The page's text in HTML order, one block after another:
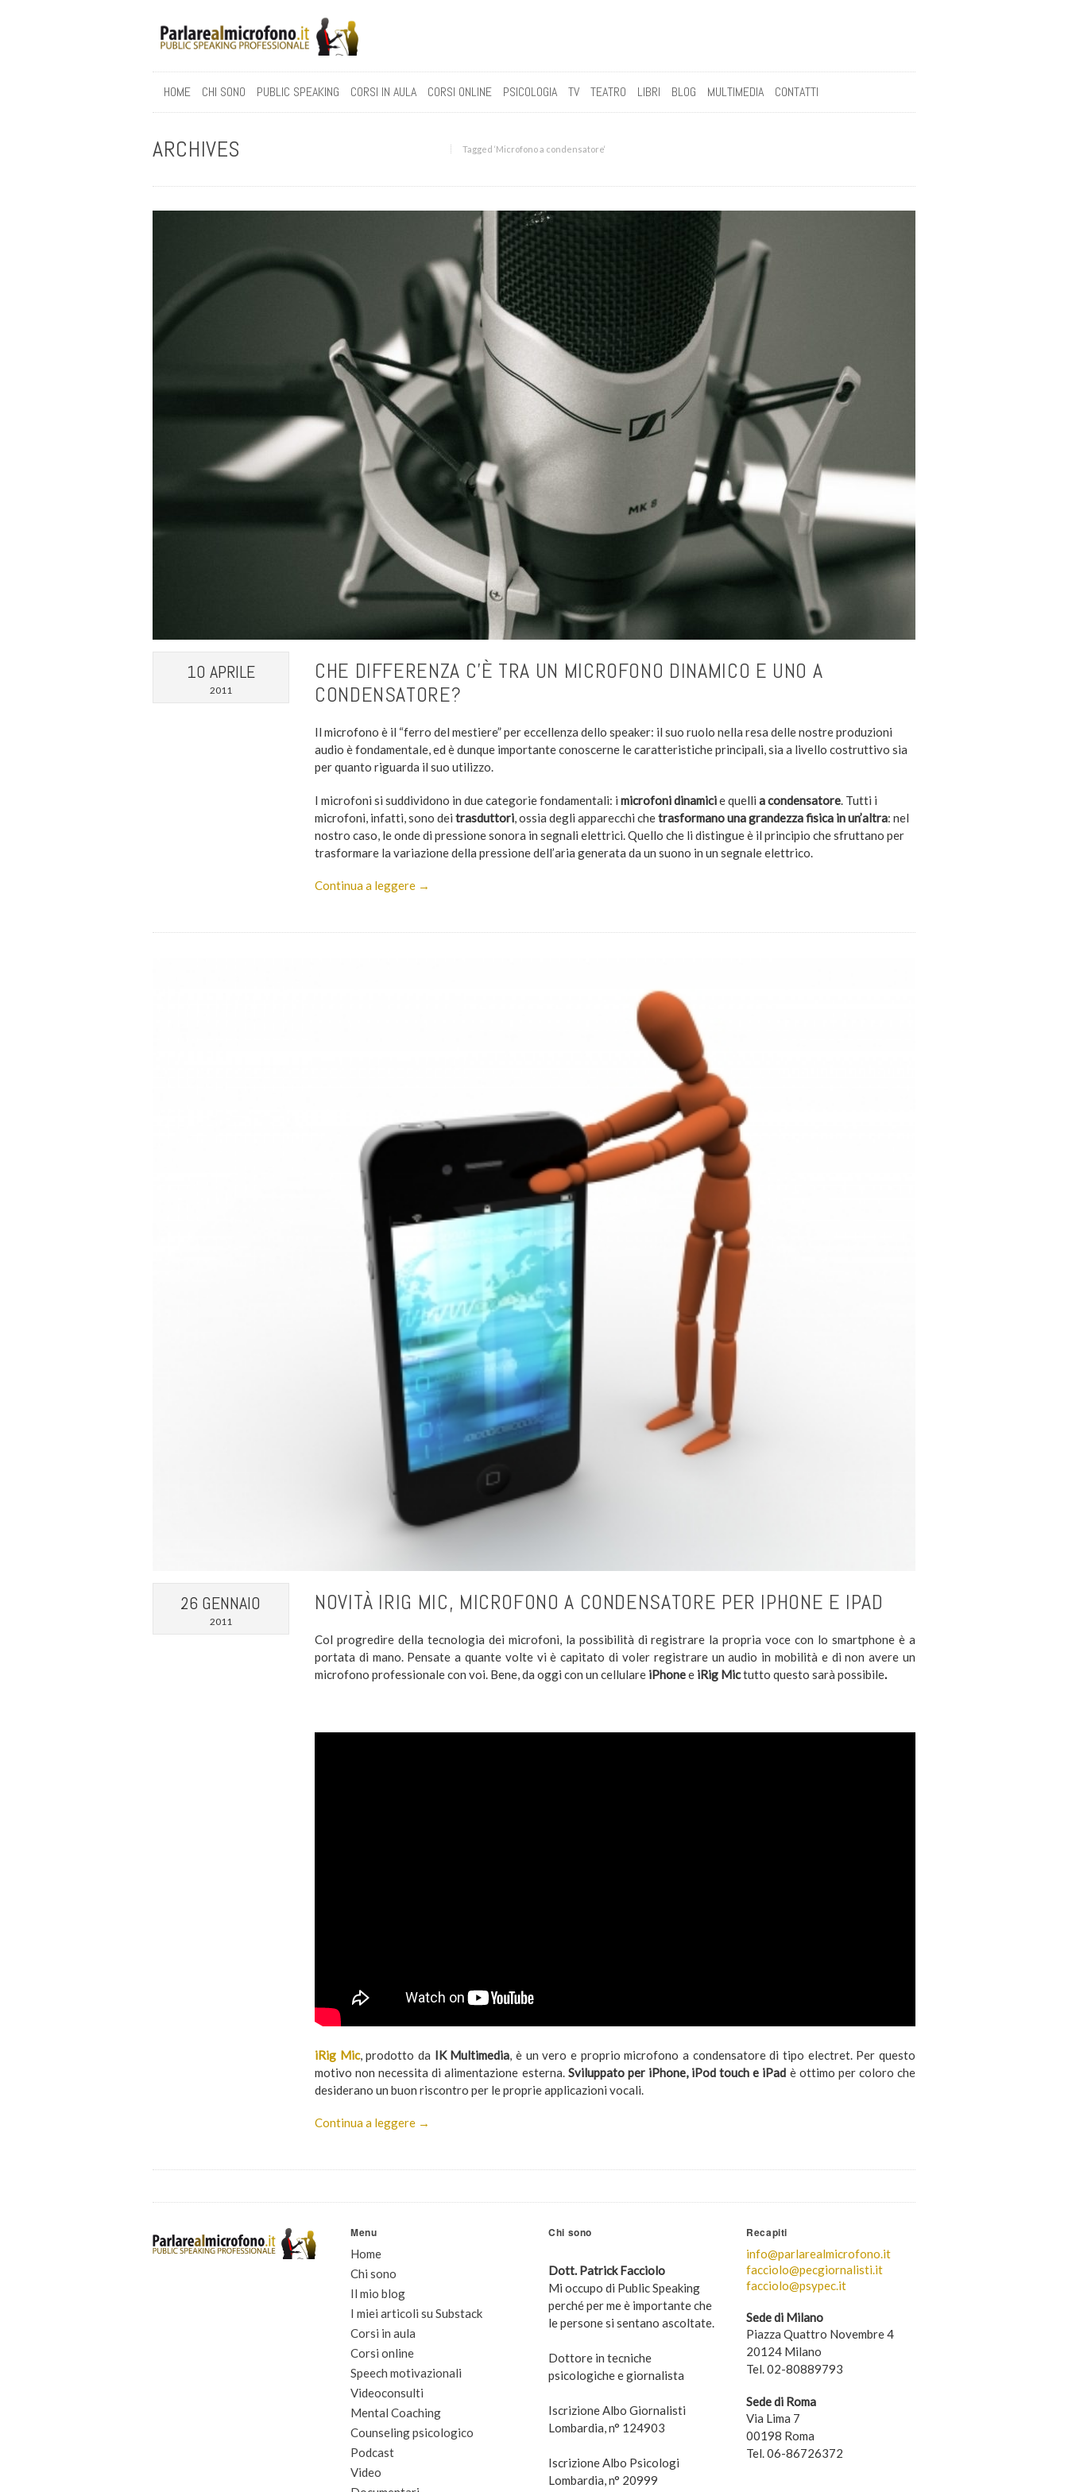
HOME CHI SONO PUBLIC SPEAKING CORSI IN AULA CORSI ONLINE PSICOLOGIA TV TEATRO LIBRI BLOG MULTIMEDIA CONTATTI
ARCHIVES Tagged ‘Microfono a condensatore‘
10 APRILE
2011
CHE DIFFERENZA C’È TRA UN MICROFONO DINAMICO E UNO A
CONDENSATORE?
Il microfono è il “ferro del mestiere” per eccellenza dello speaker: il suo ruolo nella resa delle nostre produzioni
audio è fondamentale, ed è dunque importante conoscerne le caratteristiche principali, sia a livello costruttivo sia
per quanto riguarda il suo utilizzo.
I microfoni si suddividono in due categorie fondamentali: i microfoni dinamicie quelli a condensatore. Tutti i
microfoni, infatti, sono dei trasduttori, ossia degli apparecchi chetrasformano una grandezza fisica in un’altra: nel
nostro caso, le onde di pressione sonora in segnali elettrici. Quello che li distingue è il principio che sfruttano per
trasformare la variazione della pressione dell’aria generata da un suono in un segnale elettrico.
Continua a leggere →
26 GENNAIO
2011
NOVITÀ IRIG MIC, MICROFONO A CONDENSATORE PER IPHONE E IPAD
Col progredire della tecnologia dei microfoni, la possibilità di registrare la propria voce con lo smartphone è a
portata di mano. Pensate a quante volte vi è capitato di voler registrare un audio in mobilità e di non avere un
microfono professionale con voi. Bene, da oggi con un cellulare iPhonee iRig Mictutto questo sarà possibile.
iRig Mic, prodotto da IK Multimedia, è un vero e proprio microfono a condensatore di tipo electret. Per questo
motivo non necessita di alimentazione esterna. Sviluppato per iPhone, iPod touch e iPad è ottimo per coloro che
desiderano un buon riscontro per le proprie applicazioni vocali.
Continua a leggere →
Menu
Home
Chi sono
Il mio blog
I miei articoli su Substack
Corsi in aula
Corsi online
Speech motivazionali
Videoconsulti
Mental Coaching
Counseling psicologico
Podcast
Video
Chi sono
Dott. Patrick Facciolo
Mi occupo di Public Speaking
perché per me è importante che
le persone si sentano ascoltate.
Dottore in tecniche
psicologiche e giornalista
Iscrizione Albo Giornalisti
Lombardia, n° 124903
Iscrizione Albo Psicologi
Lombardia, n° 20999
Recapiti
info@parlarealmicrofono.it
facciolo@pecgiornalisti.it
facciolo@psypec.it
Sede di Milano
Piazza Quattro Novembre 4
20124 Milano
Tel. 02-80889793
Sede di Roma
Via Lima 7
00198 Roma
Tel. 06-86726372